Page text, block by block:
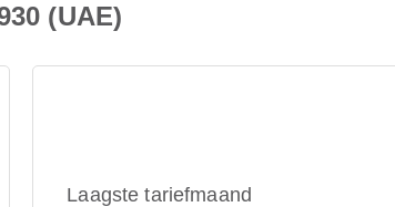
(UAE)
Laagste tariefmaand